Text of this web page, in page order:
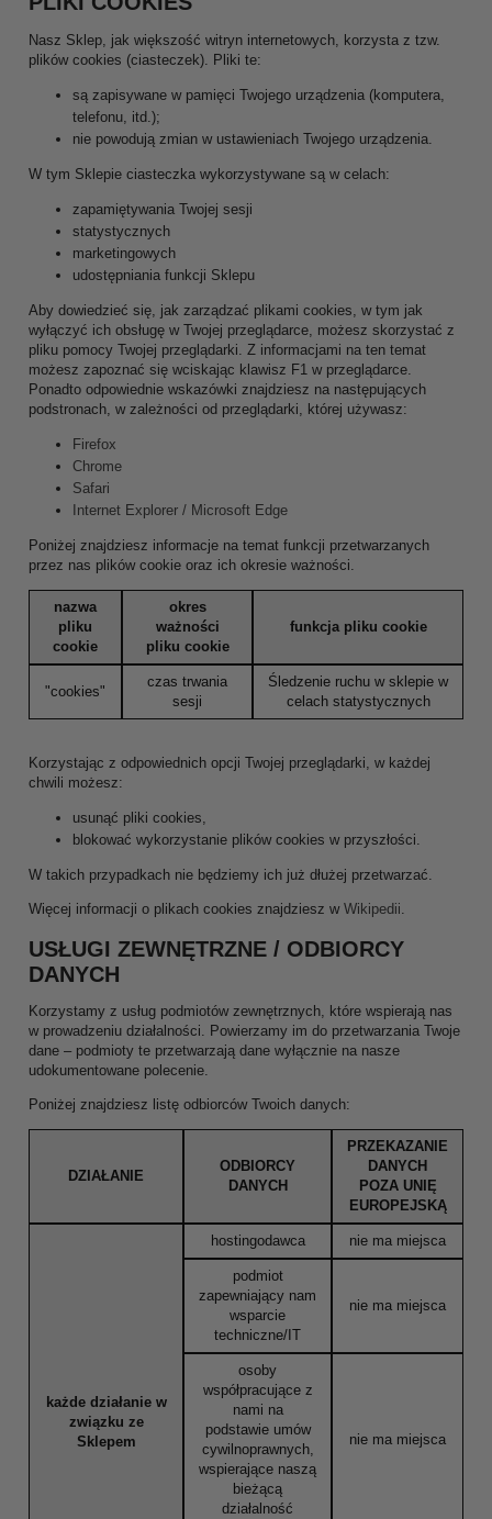
Nasz Sklep, jak większość witryn internetowych, korzysta z tzw.
plików cookies (ciasteczek). Pliki te:
są zapisywane w pamięci Twojego urządzenia (komputera,
telefonu, itd.);
nie powodują zmian w ustawieniach Twojego urządzenia.
W tym Sklepie ciasteczka wykorzystywane są w celach:
zapamiętywania Twojej sesji
statystycznych
marketingowych
udostępniania funkcji Sklepu
Aby dowiedzieć się, jak zarządzać plikami cookies, w tym jak
wyłączyć ich obsługę w Twojej przeglądarce, możesz skorzystać z
pliku pomocy Twojej przeglądarki. Z informacjami na ten temat
możesz zapoznać się wciskając klawisz F1 w przeglądarce.
Ponadto odpowiednie wskazówki znajdziesz na następujących
podstronach, w zależności od przeglądarki, której używasz:
Firefox
Chrome
Safari
Internet Explorer / Microsoft Edge
Poniżej znajdziesz informacje na temat funkcji przetwarzanych
przez nas plików cookie oraz ich okresie ważności.
nazwa
pliku
cookie
okres
ważności
pliku cookie
funkcja pliku cookie
"cookies"
czas trwania
sesji
Śledzenie ruchu w sklepie w
celach statystycznych
Korzystając z odpowiednich opcji Twojej przeglądarki, w każdej
chwili możesz:
usunąć pliki cookies,
blokować wykorzystanie plików cookies w przyszłości.
W takich przypadkach nie będziemy ich już dłużej przetwarzać.
Więcej informacji o plikach cookies znajdziesz w Wikipedii
USŁUGI ZEWNĘTRZNE / ODBIORCY
DANYCH
Korzystamy z usług podmiotów zewnętrznych, które wspierają nas
w prowadzeniu działalności. Powierzamy im do przetwarzania Twoje
dane – podmioty te przetwarzają dane wyłącznie na nasze
udokumentowane polecenie.
Poniżej znajdziesz listę odbiorców Twoich danych:
DZIAŁANIE
ODBIORCY
DANYCH
PRZEKAZANIE
DANYCH
POZA UNIĘ
EUROPEJSKĄ
każde działanie w
związku ze
Sklepem
hostingodawca nie ma miejsca
podmiot
zapewniający nam
wsparcie
techniczne/IT
nie ma miejsca
osoby
współpracujące z
nami na
podstawie umów
cywilnoprawnych,
wspierające naszą
bieżącą
działalność
nie ma miejsca